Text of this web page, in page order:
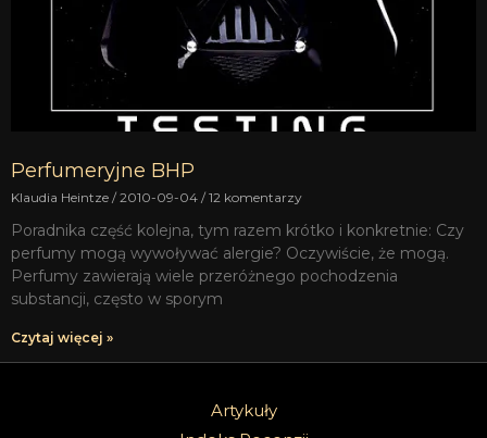
Perfumeryjne BHP
Klaudia Heintze 2010-09-04 12 komentarzy
Poradnika część kolejna, tym razem krótko i konkretnie: Czy
perfumy mogą wywoływać alergie? Oczywiście, że mogą.
Perfumy zawierają wiele przeróżnego pochodzenia
substancji, często w sporym
Czytaj więcej »
Artykuły